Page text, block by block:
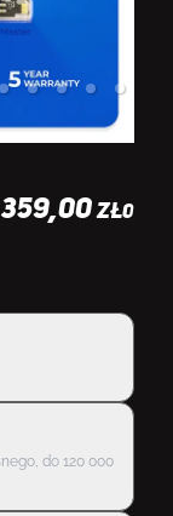
359,00 ZŁ0
do 120 000